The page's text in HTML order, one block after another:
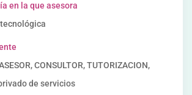
en la que asesora
CONSULTOR, TUTORIZACION,
de servicios